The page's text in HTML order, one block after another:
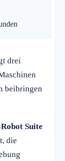
drei
beibringen
Suite
die